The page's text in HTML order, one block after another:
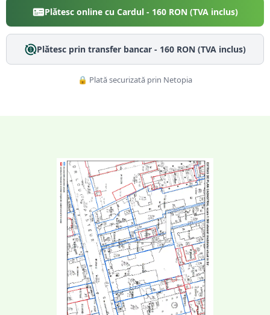
Plătesc online cu Cardul - 160RON (TVA inclus)
Plătesc prin transfer bancar - 160RON (TVA inclus)
🔒 Plată securizată prin Netopia